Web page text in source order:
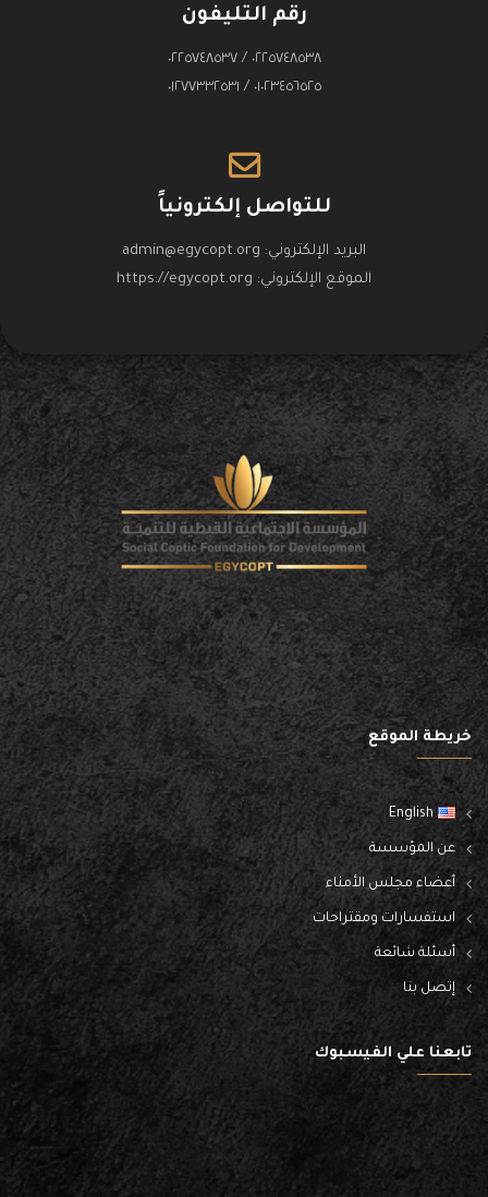
رقم التليفون
٠٢٢٥٧٤٨٥٣٨ / ٠٢٢٥٧٤٨٥٣٧
٠١٠٢٣٤٥٦٥٢٥ / ٠١٢٧٧٣٣٢٥٣١
للتواصل إلكترونياً
البريد الإلكتروني: admin@egycopt.org
الموقع الإلكتروني: https://egycopt.org
خريطة الموقع
English
عن المؤسسة
أعضاء مجلس الأمناء
استفسارات ومقتراحات
أسئلة شائعة
إتصل بنا
تابعنا علي الفيسبوك